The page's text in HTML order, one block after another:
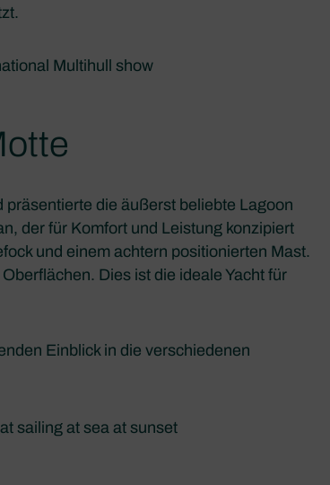
präsentierte die äußerst beliebte Lagoon
der für Komfort und Leistung konzipiert
und einem achtern positionierten Mast.
Dies ist die ideale Yacht für
Einblick in die verschiedenen